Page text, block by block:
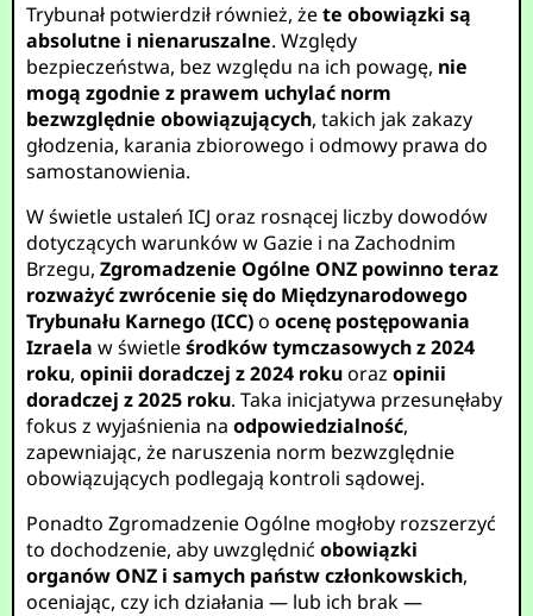
Trybunał potwierdził również, żete obowiązki są
absolutne i nienaruszalne. Względy
bezpieczeństwa, bez względu na ich powagę, nie
mogą zgodnie z prawem uchylać norm
bezwzględnie obowiązujących, takich jak zakazy
głodzenia, karania zbiorowego i odmowy prawa do
samostanowienia.
W świetle ustaleń ICJ oraz rosnącej liczby dowodów
dotyczących warunków w Gazie i na Zachodnim
Brzegu,Zgromadzenie Ogólne ONZ powinno teraz
rozważyć zwrócenie się do Międzynarodowego
Trybunału Karnego (ICC)oocenę postępowania
Izraela w świetleśrodków tymczasowych z 2024
roku,opinii doradczej z 2024 rokuorazopinii
doradczej z 2025 roku. Taka inicjatywa przesunęłaby
fokus z wyjaśnienia naodpowiedzialność,
zapewniając, że naruszenia norm bezwzględnie
obowiązujących podlegają kontroli sądowej.
Ponadto Zgromadzenie Ogólne mogłoby rozszerzyć
to dochodzenie, aby uwzględnićobowiązki
organów ONZ i samych państw członkowskich,
oceniając, czy ich działania — lub ich brak —